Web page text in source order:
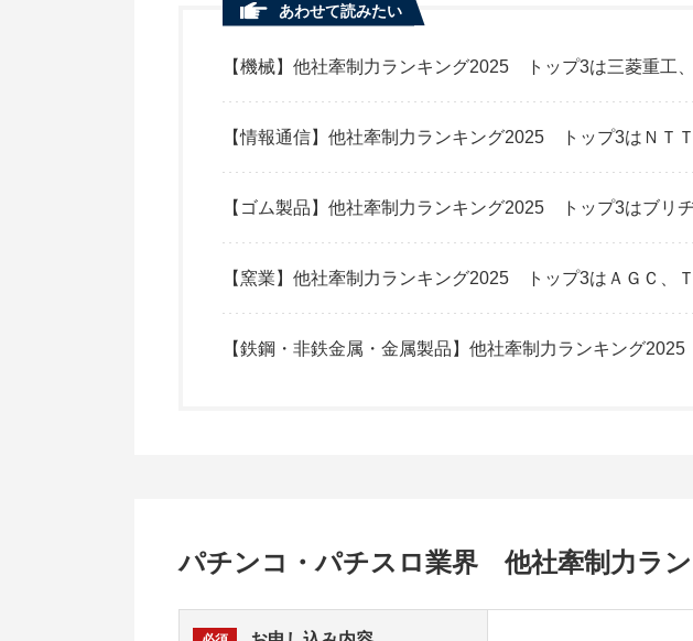
あわせて読みたい
【機械】他社牽制力ランキング2025 トップ3は三菱重工
【情報通信】他社牽制力ランキング2025 トップ3はＮＴ
【ゴム製品】他社牽制力ランキング2025 トップ3はブリ
【窯業】他社牽制力ランキング2025 トップ3はＡＧＣ、
【鉄鋼・非鉄金属・金属製品】他社牽制力ランキング
パチンコ・パチスロ業界 他社牽制力ラ